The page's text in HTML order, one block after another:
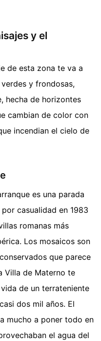
y el
de esta zona te va a
y frondosas,
hecha de horizontes
cambian de color con
incendian el cielo de
es una parada
casualidad en 1983
romanas más
Los mosaicos son
que parece
Villa de Materno te
de un terrateniente
dos mil años. El
mucho a poner todo en
el agua del